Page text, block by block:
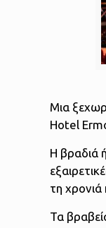
Μια
Hotel
Η βραδιά
τη χρονιά
Τα